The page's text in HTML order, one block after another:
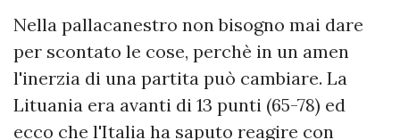
Nella pallacanestro non bisogno mai dare
per scontato le cose, perchè in un amen
l'inerzia di una partita può cambiare. La
Lituania era avanti di 13 punti (65-78) ed
ecco che l'Italia ha saputo reagire con